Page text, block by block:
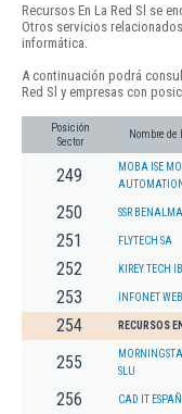
Recursos En La Red Sl se
Otros servicios
informática.
A continuación podrá
Red Sl y empresas con
Posición
Sector
Nombre de
249
MOBA ISE
250 SSR
251 FLYTECH SA
252 KIREY TECH
253 INFONET
254 RECURSOS
255
SLU
256 CAD IT